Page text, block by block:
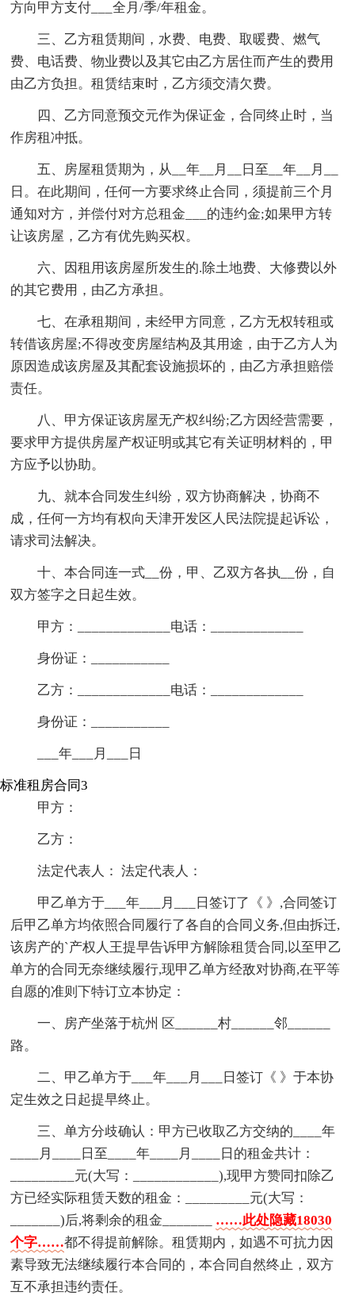
方向甲方支付___全月/季/年租金。
三、乙方租赁期间，水费、电费、取暖费、燃气
费、电话费、物业费以及其它由乙方居住而产生的费用
由乙方负担。租赁结束时，乙方须交清欠费。
四、乙方同意预交元作为保证金，合同终止时，当
作房租冲抵。
五、房屋租赁期为，从__年__月__日至__年__月__
日。在此期间，任何一方要求终止合同，须提前三个月
通知对方，并偿付对方总租金___的违约金;如果甲方转
让该房屋，乙方有优先购买权。
六、因租用该房屋所发生的.除土地费、大修费以外
的其它费用，由乙方承担。
七、在承租期间，未经甲方同意，乙方无权转租或
转借该房屋;不得改变房屋结构及其用途，由于乙方人为
原因造成该房屋及其配套设施损坏的，由乙方承担赔偿
责任。
八、甲方保证该房屋无产权纠纷;乙方因经营需要，
要求甲方提供房屋产权证明或其它有关证明材料的，甲
方应予以协助。
九、就本合同发生纠纷，双方协商解决，协商不
成，任何一方均有权向天津开发区人民法院提起诉讼，
请求司法解决。
十、本合同连一式__份，甲、乙双方各执__份，自
双方签字之日起生效。
甲方：_____________电话：_____________
身份证：___________
乙方：_____________电话：_____________
身份证：___________
___年___月___日
标准租房合同3
甲方：
乙方：
法定代表人： 法定代表人：
甲乙单方于___年___月___日签订了《 》,合同签订
后甲乙单方均依照合同履行了各自的合同义务,但由拆迁,
该房产的`产权人王提早告诉甲方解除租赁合同,以至甲乙
单方的合同无奈继续履行,现甲乙单方经敌对协商,在平等
自愿的准则下特订立本协定：
一、房产坐落于杭州 区______村______邻______
路。
二、甲乙单方于___年___月___日签订《 》于本协
定生效之日起提早终止。
三、单方分歧确认：甲方已收取乙方交纳的____年
____月____日至____年____月____日的租金共计：
_________元(大写：____________),现甲方赞同扣除乙
方已经实际租赁天数的租金：_________元(大写：
_______)后,将剩余的租金_______ ……此处隐藏18030
个字……都不得提前解除。租赁期内，如遇不可抗力因
素导致无法继续履行本合同的，本合同自然终止，双方
互不承担违约责任。